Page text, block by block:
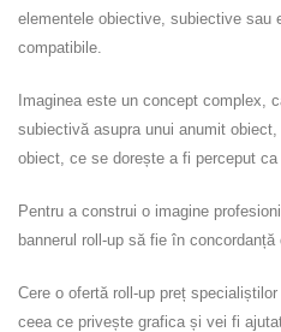
elementele obiective, subiective sau
compatibile.
Imaginea este un concept complex,
subiectivă asupra unui anumit
obiect, ce se dorește a fi perceput ca
Pentru a construi o imagine
bannerul roll-up să fie în
Cere o ofertă roll-up preț
ceea ce privește grafica și vei fi